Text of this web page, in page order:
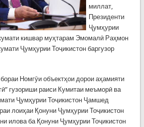
миллат,
Президенти
Ҷумҳурии
кишвар муҳтарам Эмомалӣ Раҳмон
Ҷумҳурии Тоҷикистон баргузор
Номгӯи объектҳои дорои аҳамияти
гузориши раиси Кумитаи меъморӣ ва
Ҷумҳурии Тоҷикистон Ҷамшед
лоиҳаи Қонуни Ҷумҳурии Тоҷикистон
илова ба Қонуни Ҷумҳурии Тоҷикистон